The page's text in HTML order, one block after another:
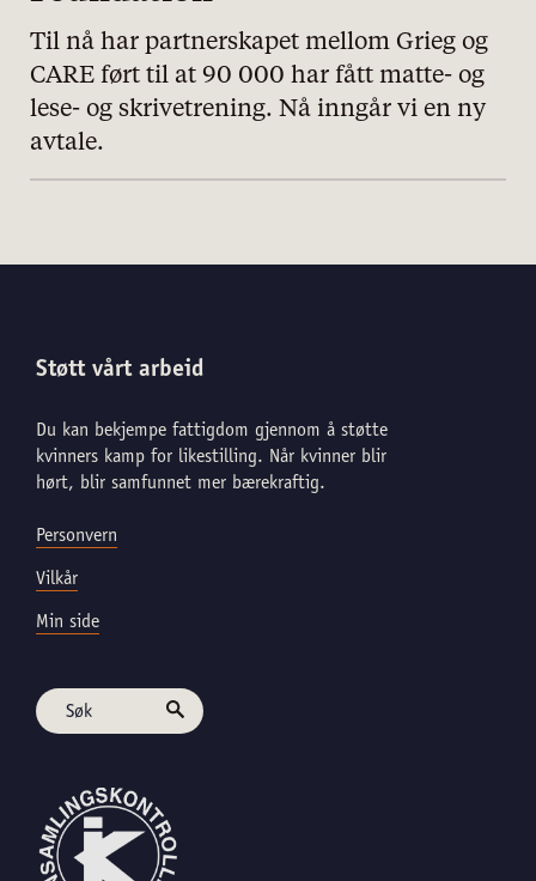
Til nå har partnerskapet mellom Grieg og
CARE ført til at 90 000 har fått matte- og
lese- og skrivetrening. Nå inngår vi en ny
avtale.
Støtt vårt arbeid
Du kan bekjempe fattigdom gjennom å støtte
kvinners kamp for likestilling. Når kvinner blir
hørt, blir samfunnet mer bærekraftig.
Personvern
Vilkår
Min side